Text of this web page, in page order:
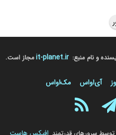
و نام منبع: it-planet.irمجاز است.
آی‌او‌اس مک‌او‌اس